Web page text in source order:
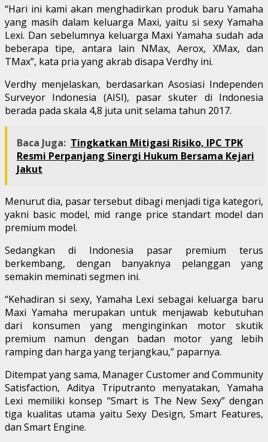
“Hari ini kami akan menghadirkan produk baru Yamaha
yang masih dalam keluarga Maxi, yaitu si sexy Yamaha
Lexi. Dan sebelumnya keluarga Maxi Yamaha sudah ada
beberapa tipe, antara lain NMax, Aerox, XMax, dan
TMax”, kata pria yang akrab disapa Verdhy ini.
Verdhy menjelaskan, berdasarkan Asosiasi Independen
Surveyor Indonesia (AISI), pasar skuter di Indonesia
berada pada skala 4,8 juta unit selama tahun 2017.
Baca Juga: Tingkatkan Mitigasi Risiko, IPC TPK
Resmi Perpanjang Sinergi Hukum Bersama Kejari
Jakut
Menurut dia, pasar tersebut dibagi menjadi tiga kategori,
yakni basic model, mid range price standart model dan
premium model.
Sedangkan di Indonesia pasar premium terus
berkembang, dengan banyaknya pelanggan yang
semakin meminati segmen ini.
“Kehadiran si sexy, Yamaha Lexi sebagai keluarga baru
Maxi Yamaha merupakan untuk menjawab kebutuhan
dari konsumen yang menginginkan motor skutik
premium namun dengan badan motor yang lebih
ramping dan harga yang terjangkau,” paparnya.
Ditempat yang sama, Manager Customer and Community
Satisfaction, Aditya Triputranto menyatakan, Yamaha
Lexi memiliki konsep ”Smart is The New Sexy” dengan
tiga kualitas utama yaitu Sexy Design, Smart Features,
dan Smart Engine.